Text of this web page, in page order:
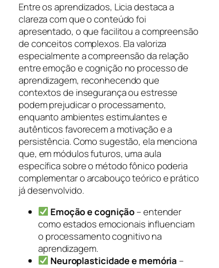
Entre os aprendizados, Licia destaca a
clareza com que o conteúdo foi
apresentado, o que facilitou a compreensão
de conceitos complexos. Ela valoriza
especialmente a compreensão da relação
entre emoção e cognição no processo de
aprendizagem, reconhecendo que
contextos de insegurança ou estresse
podem prejudicar o processamento,
enquanto ambientes estimulantes e
autênticos favorecem a motivação e a
persistência. Como sugestão, ela menciona
que, em módulos futuros, uma aula
específica sobre o método fônico poderia
complementar o arcabouço teórico e prático
já desenvolvido.
Emoção e cognição– entender
como estados emocionais influenciam
o processamento cognitivo na
aprendizagem.
Neuroplasticidade e memória –